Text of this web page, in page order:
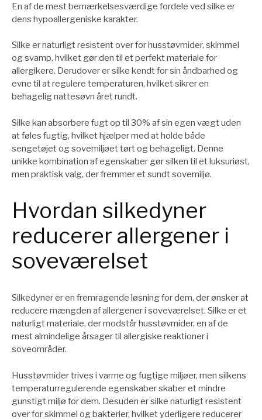
En af de mest bemærkelsesværdige fordele ved silke er
dens hypoallergeniske karakter.
Silke er naturligt resistent over for husstøvmider, skimmel
og svamp, hvilket gør den til et perfekt materiale for
allergikere. Derudover er silke kendt for sin åndbarhed og
evne til at regulere temperaturen, hvilket sikrer en
behagelig nattesøvn året rundt.
Silke kan absorbere fugt op til 30% af sin egen vægt uden
at føles fugtig, hvilket hjælper med at holde både
sengetøjet og sovemiljøet tørt og behageligt. Denne
unikke kombination af egenskaber gør silken til et luksuriøst,
men praktisk valg, der fremmer et sundt sovemiljø.
Hvordan silkedyner
reducerer allergener i
soveværelset
Silkedyner er en fremragende løsning for dem, der ønsker at
reducere mængden af allergener i soveværelset. Silke er et
naturligt materiale, der modstår husstøvmider, en af de
mest almindelige årsager til allergiske reaktioner i
soveområder.
Husstøvmider trives i varme og fugtige miljøer, men silkens
temperaturregulerende egenskaber skaber et mindre
gunstigt miljø for dem. Desuden er silke naturligt resistent
over for skimmel og bakterier, hvilket yderligere reducerer